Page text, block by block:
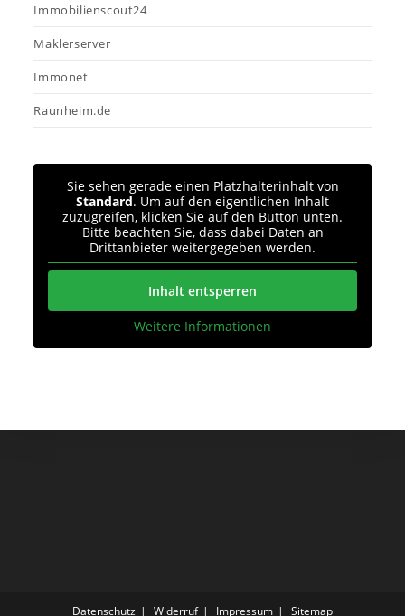
Immobilienscout24
Maklerserver
Immonet
Raunheim.de
Sie sehen gerade einen Platzhalterinhalt von
Standard. Um auf den eigentlichen Inhalt
zuzugreifen, klicken Sie auf den Button unten.
Bitte beachten Sie, dass dabei Daten an
Drittanbieter weitergegeben werden.
Inhalt entsperren
Weitere Informationen
Datenschutz Widerruf Impressum Sitemap